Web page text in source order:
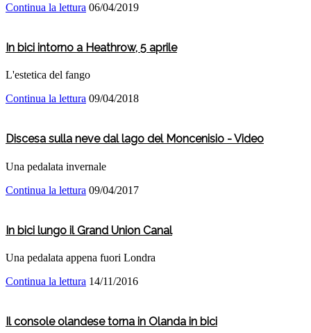
Continua la lettura 06/04/2019
In bici intorno a Heathrow, 5 aprile
L'estetica del fango
Continua la lettura 09/04/2018
Discesa sulla neve dal lago del Moncenisio - Video
Una pedalata invernale
Continua la lettura 09/04/2017
In bici lungo il Grand Union Canal
Una pedalata appena fuori Londra
Continua la lettura 14/11/2016
Il console olandese torna in Olanda in bici